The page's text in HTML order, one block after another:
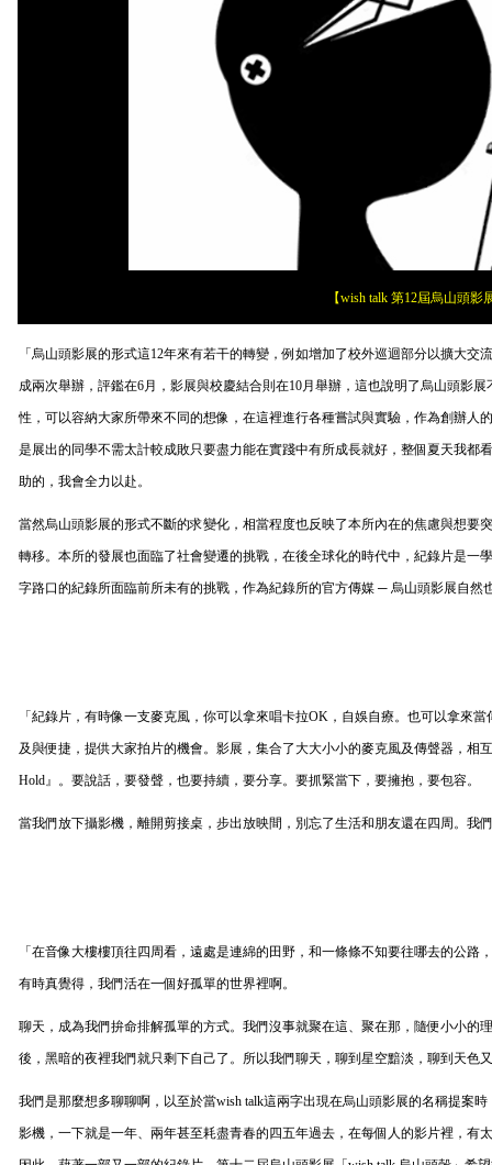
【wish talk 第12屆烏山頭影
「烏山頭影展的形式這12年來有若干的轉變，例如增加了校外巡迴部分以擴大交
成兩次舉辦，評鑑在6月，影展與校慶結合則在10月舉辦，這也說明了烏山頭影
性，可以容納大家所帶來不同的想像，在這裡進行各種嘗試與實驗，作為創辦
是展出的同學不需太計較成敗只要盡力能在實踐中有所成長就好，整個夏天我
助的，我會全力以赴。
當然烏山頭影展的形式不斷的求變化，相當程度也反映了本所內在的焦慮與想
轉移。本所的發展也面臨了社會變遷的挑戰，在後全球化的時代中，紀錄片是
字路口的紀錄所面臨前所未有的挑戰，作為紀錄所的官方傳媒 ─ 烏山頭影展自然
「紀錄片，有時像一支麥克風，你可以拿來唱卡拉OK ，自娛自療。也可以拿來
及與便捷，提供大家拍片的機會。影展，集合了大大小小的麥克風及傳聲器，相
Hold』。要說話，要發聲，也要持續，要分享。要抓緊當下，要擁抱，要包容。
當我們放下攝影機，離開剪接桌，步出放映間，別忘了生活和朋友還在四周。我
「在音像大樓樓頂往四周看，遠處是連綿的田野，和一條條不知要往哪去的公
有時真覺得，我們活在一個好孤單的世界裡啊。
聊天，成為我們拚命排解孤單的方式。我們沒事就聚在這、聚在那，隨便小小
後，黑暗的夜裡我們就只剩下自己了。所以我們聊天，聊到星空黯淡，聊到天色
我們是那麼想多聊聊啊，以至於當wish talk這兩字出現在烏山頭影展的名稱提案
影機，一下就是一年、兩年甚至耗盡青春的四五年過去，在每個人的影片裡，有